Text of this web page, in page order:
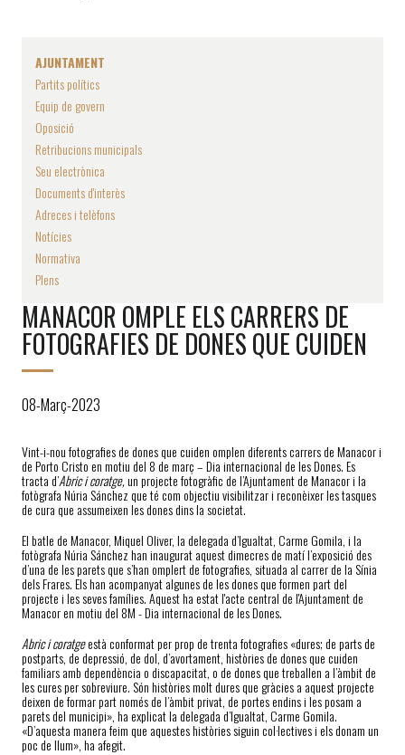
AJUNTAMENT
Partits polítics
Equip de govern
Oposició
Retribucions municipals
Seu electrònica
Documents d'interès
Adreces i telèfons
Notícies
Normativa
Plens
MANACOR OMPLE ELS CARRERS DE
FOTOGRAFIES DE DONES QUE CUIDEN
08-Març-2023
Vint-i-nou fotografies de dones que cuiden omplen diferents carrers de Manacor i
de Porto Cristo en motiu del 8 de març – Dia internacional de les Dones. Es
tracta d’Abric i coratge,un projecte fotogràfic de l’Ajuntament de Manacor i la
fotògrafa Núria Sánchez que té com objectiu visibilitzar i reconèixer les tasques
de cura que assumeixen les dones dins la societat.
El batle de Manacor, Miquel Oliver, la delegada d’Igualtat, Carme Gomila, i la
fotògrafa Núria Sánchez han inaugurat aquest dimecres de matí l’exposició des
d’una de les parets que s’han omplert de fotografies, situada al carrer de la Sínia
dels Frares. Els han acompanyat algunes de les dones que formen part del
projecte i les seves famílies. Aquest ha estat l'acte central de l'Ajuntament de
Manacor en motiu del 8M - Dia internacional de les Dones.
Abric i coratgeestà conformat per prop de trenta fotografies «dures; de parts de
postparts, de depressió, de dol, d’avortament, històries de dones que cuiden
familiars amb dependència o discapacitat, o de dones que treballen a l’àmbit de
les cures per sobreviure. Són històries molt dures que gràcies a aquest projecte
deixen de formar part només de l’àmbit privat, de portes endins i les posam a
parets del municipi», ha explicat la delegada d’Igualtat, Carme Gomila.
«D’aquesta manera feim que aquestes històries siguin col·lectives i els donam un
poc de llum», ha afegit.